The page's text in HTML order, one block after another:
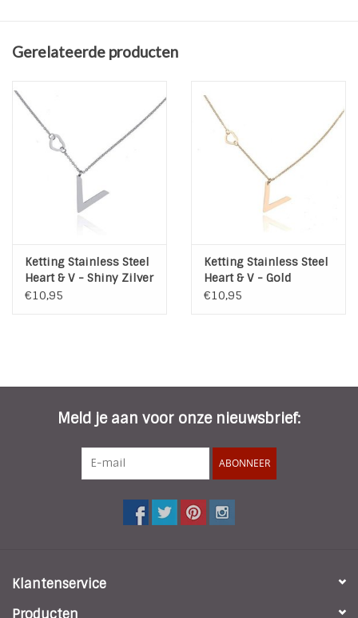
Formaat V
1,8 x 1,5 cm
Gerelateerde producten
Ketting Stainless Steel
Heart & V - Shiny Zilver
€10,95
Ketting Stainless Steel
Heart & V - Gold
€10,95
Meld je aan voor onze nieuwsbrief:
ABONNEER
Klantenservice
Producten